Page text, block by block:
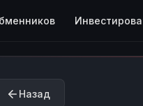
Назад